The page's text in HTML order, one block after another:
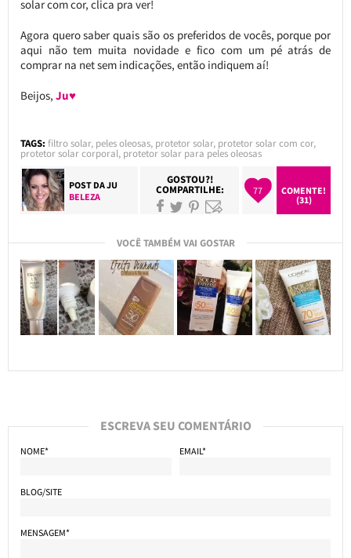
solar com cor, clica pra ver!
Agora quero saber quais são os preferidos de vocês, porque por
aqui não tem muita novidade e fico com um pé atrás de
comprar na net sem indicações, então indiquem aí!
Beijos, Ju♥
TAGS: filtro solar, peles oleosas, protetor solar, protetor solar com cor,
protetor solar corporal, protetor solar para peles oleosas
POST DAJU
BELEZA
GOSTOU?!
COMPARTILHE: 77
COMENTE!
(31)
VOCÊ TAMBÉM VAI GOSTAR
ESCREVA SEU COMENTÁRIO
NOME* EMAIL*
BLOG/SITE
MENSAGEM*